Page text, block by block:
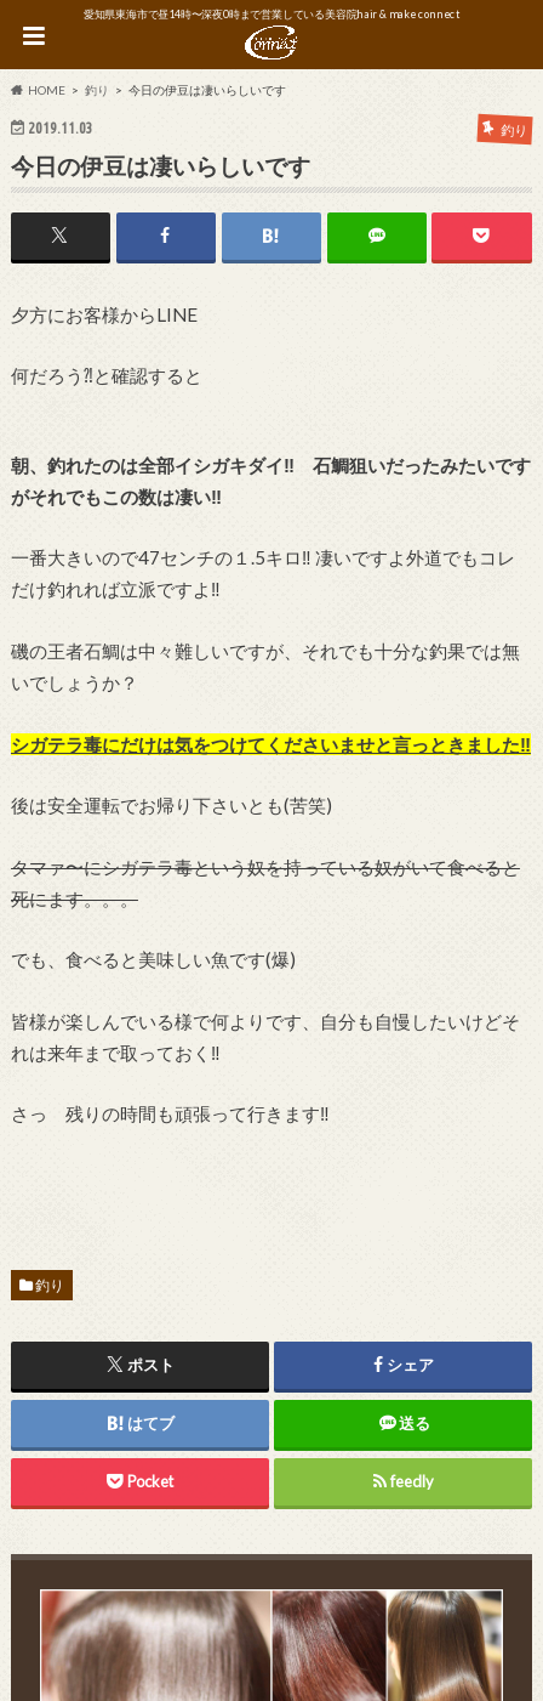
愛知県東海市で昼14時〜深夜0時まで営業している美容院hair & make connect
HOME 釣り 今日の伊豆は凄いらしいです
2019.11.03 釣り
今日の伊豆は凄いらしいです
夕方にお客様からLINE
何だろう⁈と確認すると
朝、釣れたのは全部イシガキダイ‼︎ 石鯛狙いだったみたいです
がそれでもこの数は凄い‼︎
一番大きいので47センチの１.5キロ‼︎ 凄いですよ外道でもコレ
だけ釣れれば立派ですよ‼︎
磯の王者石鯛は中々難しいですが、それでも十分な釣果では無
いでしょうか？
シガテラ毒にだけは気をつけてくださいませと言っときました‼︎
後は安全運転でお帰り下さいとも(苦笑)
タマァ〜にシガテラ毒という奴を持っている奴がいて食べると
死にます。。。
でも、食べると美味しい魚です(爆)
皆様が楽しんでいる様で何よりです、自分も自慢したいけどそ
れは来年まで取っておく‼︎
さっ 残りの時間も頑張って行きます‼︎
釣り
ポスト シェア
はてブ 送る
Pocket feedly